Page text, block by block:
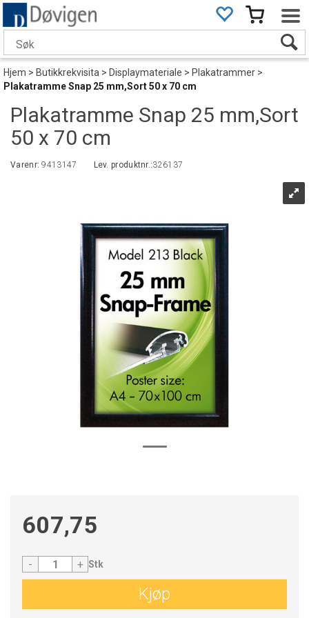
Hjem>Butikkrekvisita>Displaymateriale>Plakatrammer>
Plakatramme Snap 25 mm,Sort 50 x 70 cm
Plakatramme Snap 25 mm,Sort
50 x 70 cm
Varenr:9413147 Lev. produktnr.:326137
607,75
- + Stk
Kjøp